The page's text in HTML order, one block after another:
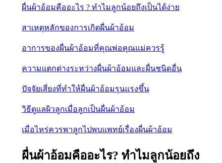
ผื่นผ้าอ้อมคืออะไร ? ทำไมลูกน้อยถึงเป็นได้ง่าย
สาเหตุหลักของการเกิดผื่นผ้าอ้อม
อาการของผื่นผ้าอ้อมที่คุณพ่อคุณแม่ควรรู้
ความแตกต่างระหว่างผื่นผ้าอ้อมและผื่นชนิดอื่น
ปัจจัยเสี่ยงที่ทำให้ผื่นผ้าอ้อมรุนแรงขึ้น
วิธีดูแลผิวลูกเมื่อลูกเป็นผื่นผ้าอ้อม
เมื่อไหร่ควรพาลูกไปพบแพทย์เรื่องผื่นผ้าอ้อม
ผื่นผ้าอ้อมคืออะไร? ทำไมลูกน้อยถึง